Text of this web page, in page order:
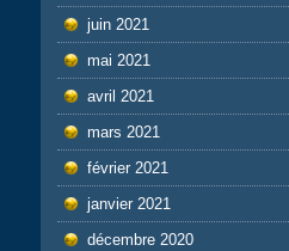
juin 2021
mai 2021
avril 2021
mars 2021
février 2021
janvier 2021
décembre 2020